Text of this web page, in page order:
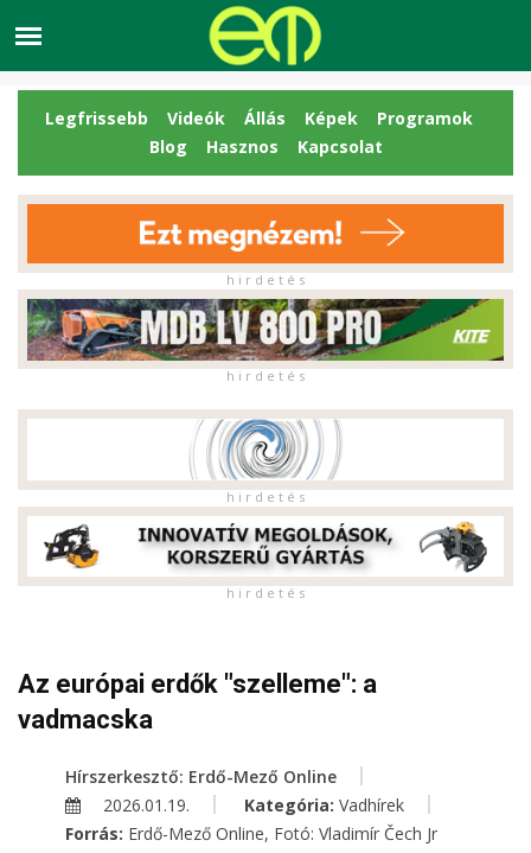
Legfrissebb Videók Állás Képek
Programok
Blog
Hasznos Kapcsolat
h i r d e t é s
h i r d e t é s
h i r d e t é s
h i r d e t é s
Az európai erdők "szelleme": a
vadmacska
Hírszerkesztő: Erdő-Mező Online
2026.01.19.
Kategória: Vadhírek
Forrás: Erdő-Mező Online, Fotó: Vladimír Čech Jr